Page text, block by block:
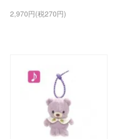
2,970円(税270円)